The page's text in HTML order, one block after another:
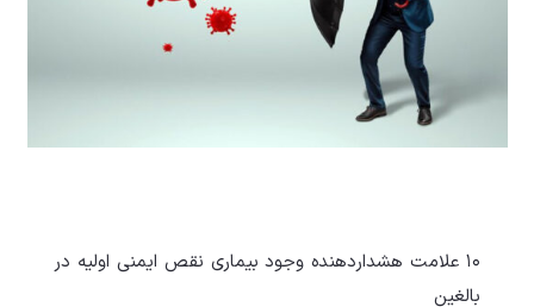
۱۰ علامت هشداردهنده وجود بیماری نقص ایمنی اولیه در
بالغین